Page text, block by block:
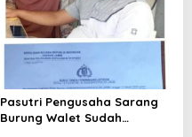
Pasutri Pengusaha Sarang
Burung Walet Sudah